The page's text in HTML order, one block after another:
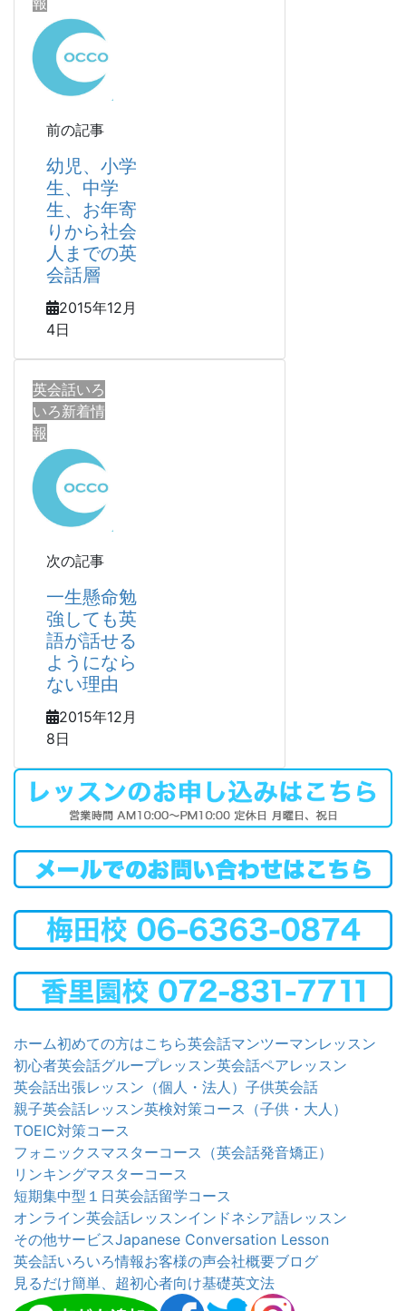
前の記事
幼児、小学
生、中学
生、お年寄
りから社会
人までの英
会話層
2015年12月
4日
英会話いろ
いろ新着情
報
次の記事
一生懸命勉
強しても英
語が話せる
ようになら
ない理由
2015年12月
8日
ホーム初めての方はこちら英会話マンツーマンレッスン
初心者英会話グループレッスン英会話ペアレッスン
英会話出張レッスン（個人・法人） 子供英会話
親子英会話レッスン英検対策コース（子供・大人）
TOEIC対策コース
フォニックスマスターコース（英会話発音矯正）
リンキングマスターコース
短期集中型１日英会話留学コース
オンライン英会話レッスンインドネシア語レッスン
その他サービスJapanese Conversation Lesson
英会話いろいろ情報お客様の声会社概要ブログ
見るだけ簡単、超初心者向け基礎英文法